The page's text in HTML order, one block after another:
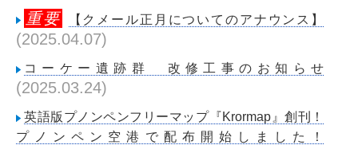
重要
【クメール正月についてのアナウンス】
(2025.04.07)
コーケー遺跡群 改修工事のお知らせ
(2025.03.24)
英語版プノンペンフリーマップ『Krormap』創刊！
プノンペン空港で配布開始しました！